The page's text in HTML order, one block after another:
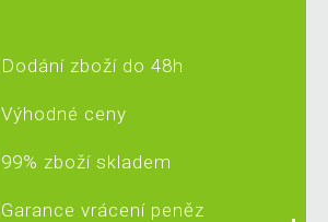
Dodání zboží do 48h
Výhodné ceny
99% zboží skladem
Garance vrácení peněz